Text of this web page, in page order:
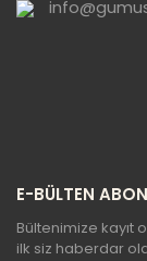
E-BÜLTEN
Bültenimize kayıt
ilk siz haberdar